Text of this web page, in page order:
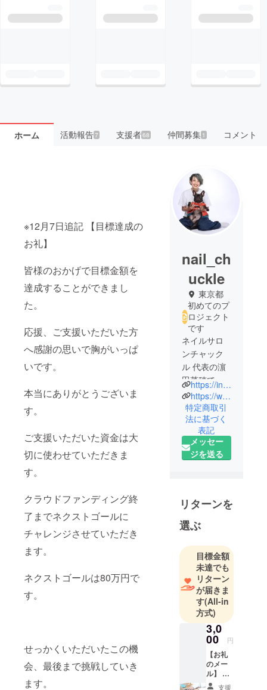
ホーム 活動報告7 支援者68 仲間募集 1 コメント
※12月7日追記 【目標達成の
お礼】
皆様のおかげで目標金額を
達成することができまし
た。
応援、ご支援いただいた方
へ感謝の思いで胸がいっぱ
いです。
本当にありがとうございま
す。
ご支援いただいた資金は大
切に使わせていただきま
す。
クラウドファンディング終
了までネクストゴールに
チャレンジさせていただき
ます。
ネクストゴールは80万円で
す。
せっかくいただいたこの機
会、最後まで挑戦していき
ます。
nail_ch
uckle
東京都
初めてのプ
ロジェクト
です
ネイルサロ
ンチャック
ル 代表の濵
田菜穂で
す。
ネイリスト
歴11年。動
物大好きで
爬虫類と犬
と暮らして
働環境を見
直し、ネイ
リストが豊
社会を目指
していま
す。ジェル
ネイルが主
流な中ケア
専門店とし
てオリジナ
ルメソッド
を開発しサ
ロン売上向
上が目指せ
https://instagram.com/chuckle_naho_jiyugaoka?igshid=MjEwN2IyYWYwYw==
https://www.facebook.com/nahomurata828
特定商取引
法に基づく
表記
メッセー
ジを送る
リターンを
選ぶ
目標金額
未達でも
リターン
が届きま
す(All-in
方式)
3,0
00 円
【お礼
のメー
ル】 プ
ロジェ
支援